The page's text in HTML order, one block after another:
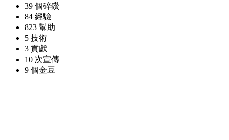
39 個碎鑽
84 經驗
823 幫助
5 技術
3 貢獻
10 次宣傳
9 個金豆